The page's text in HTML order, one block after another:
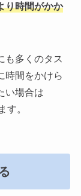
り時間がかか
も多くのタス
時間をかけら
い場合は
す。